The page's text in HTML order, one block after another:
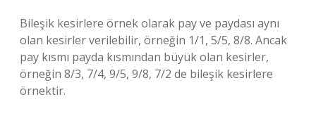
Bileşik kesirlere örnek olarak pay ve paydası aynı
olan kesirler verilebilir, örneğin 1/1, 5/5, 8/8. Ancak
pay kısmı payda kısmından büyük olan kesirler,
örneğin 8/3, 7/4, 9/5, 9/8, 7/2 de bileşik kesirlere
örnektir.